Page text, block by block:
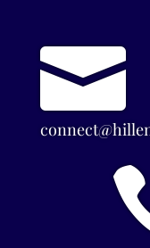
